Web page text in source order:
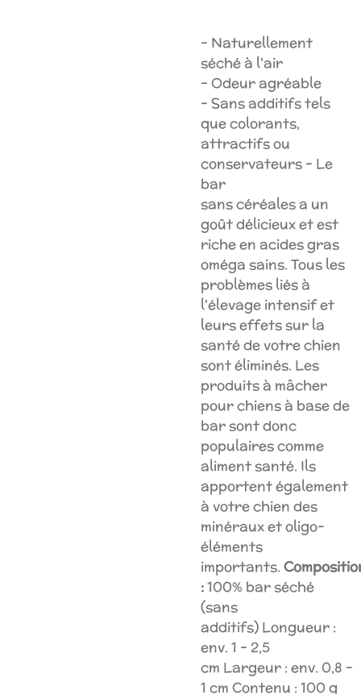
- Naturellement
séché à l'air
- Odeur agréable
- Sans additifs tels
que colorants,
attractifs ou
conservateurs - Le
bar
sans céréales a un
goût délicieux et est
riche en acides gras
oméga sains. Tous les
problèmes liés à
l'élevage intensif et
leurs effets sur la
santé de votre chien
sont éliminés. Les
produits à mâcher
pour chiens à base de
bar sont donc
populaires comme
aliment santé. Ils
apportent également
à votre chien des
minéraux et oligo-
éléments
importants.
:100% bar séché
(sans
additifs) Longueur :
env. 1 - 2,5
cm Largeur : env. 0,8 -
1 cm Contenu : 100 g